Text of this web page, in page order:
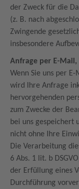
der Zweck für die
(z. B. nach
Zwingende
insbesondere
Anfrage per E-Mail,
Wenn Sie uns per
wird Ihre Anfrage
hervorgehenden
zum Zwecke der
bei uns gespeichert
nicht ohne Ihre
Die Verarbeitung
6 Abs. 1 lit. b
der Erfüllung eines
Durchführung